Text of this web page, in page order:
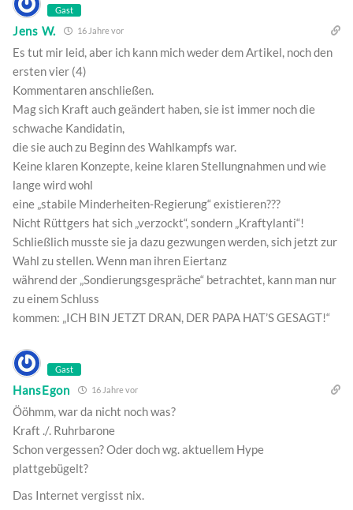
Gast
Jens W. 16 Jahre vor
Es tut mir leid, aber ich kann mich weder dem Artikel, noch den
ersten vier (4)
Kommentaren anschließen.
Mag sich Kraft auch geändert haben, sie ist immer noch die
schwache Kandidatin,
die sie auch zu Beginn des Wahlkampfs war.
Keine klaren Konzepte, keine klaren Stellungnahmen und wie
lange wird wohl
eine „stabile Minderheiten-Regierung“ existieren???
Nicht Rüttgers hat sich „verzockt“, sondern „Kraftylanti“!
Schließlich musste sie ja dazu gezwungen werden, sich jetzt zur
Wahl zu stellen. Wenn man ihren Eiertanz
während der „Sondierungsgespräche“ betrachtet, kann man nur
zu einem Schluss
kommen: „ICH BIN JETZT DRAN, DER PAPA HAT’S GESAGT!“
Gast
HansEgon 16 Jahre vor
Ööhmm, war da nicht noch was?
Kraft ./. Ruhrbarone
Schon vergessen? Oder doch wg. aktuellem Hype
plattgebügelt?
Das Internet vergisst nix.